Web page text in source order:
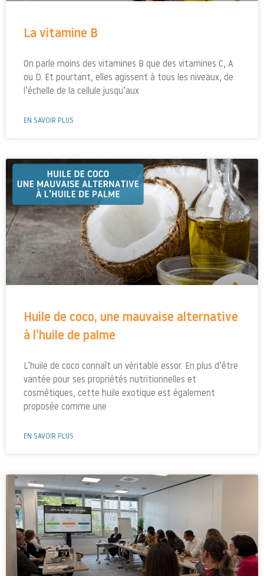
La vitamine B
On parle moins des vitamines B que des vitamines C, A
ou D. Et pourtant, elles agissent à tous les niveaux, de
l’échelle de la cellule jusqu’aux
EN SAVOIR PLUS
Huile de coco, une mauvaise alternative
à l’huile de palme
L’huile de coco connaît un véritable essor. En plus d’être
vantée pour ses propriétés nutritionnelles et
cosmétiques, cette huile exotique est également
proposée comme une
EN SAVOIR PLUS